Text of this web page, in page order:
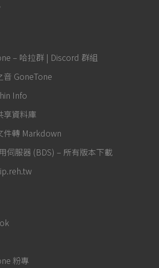
– 哈拉群 | Discord 群組
音 GoneTone
Info
享資料庫
轉 Markdown
伺服器 (BDS) – 所有版本下載
粉專